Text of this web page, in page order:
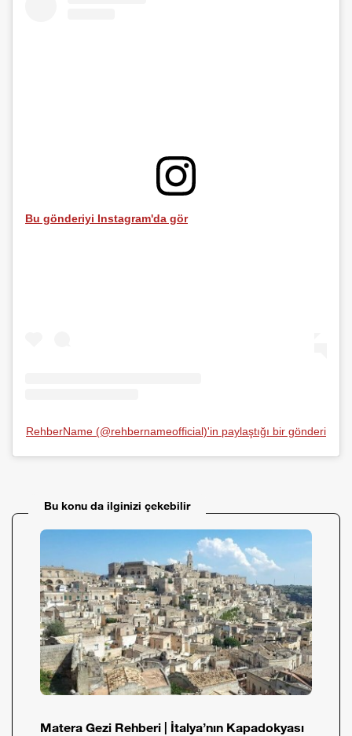
Bu gönderiyi Instagram'da gör
RehberName (@rehbernameofficial)'in paylaştığı bir gönderi
Bu konu da ilginizi çekebilir
Matera Gezi Rehberi | İtalya’nın Kapadokyası